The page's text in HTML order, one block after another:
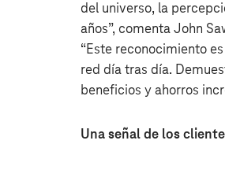
del universo, la
años”, comenta John
“Este reconocimiento
red día tras día.
beneficios y ahorros
Una señal de los